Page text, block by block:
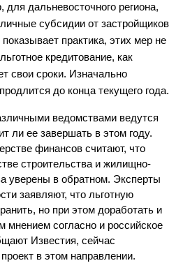
дальневосточного региона,
субсидии от застройщиков
практика, этих мер не
кредитование, как
свои сроки. Изначально
до конца текущего года.
ведомствами ведутся
ли ее завершать в этом году.
финансов считают, что
строительства и жилищно-
уверены в обратном. Эксперты
заявляют, что льготную
но при этом доработать и
мнением согласно и российское
Известия, сейчас
в этом направлении.